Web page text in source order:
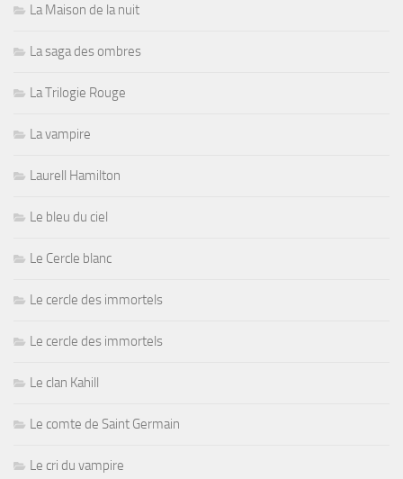
La Maison de la nuit
La saga des ombres
La Trilogie Rouge
La vampire
Laurell Hamilton
Le bleu du ciel
Le Cercle blanc
Le cercle des immortels
Le cercle des immortels
Le clan Kahill
Le comte de Saint Germain
Le cri du vampire